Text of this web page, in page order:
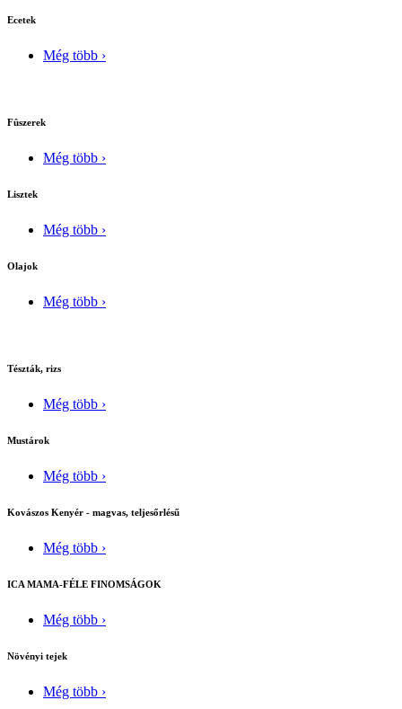
Ecetek
Még több ›
Fûszerek
Még több ›
Lisztek
Még több ›
Olajok
Még több ›
Tészták, rizs
Még több ›
Mustárok
Még több ›
Kovászos Kenyér - magvas, teljesőrlésű
Még több ›
ICA MAMA-FÉLE FINOMSÁGOK
Még több ›
Növényi tejek
Még több ›